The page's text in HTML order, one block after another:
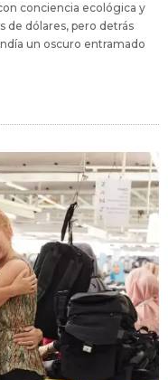
conciencia ecológica y
de dólares, pero detrás
un oscuro entramado